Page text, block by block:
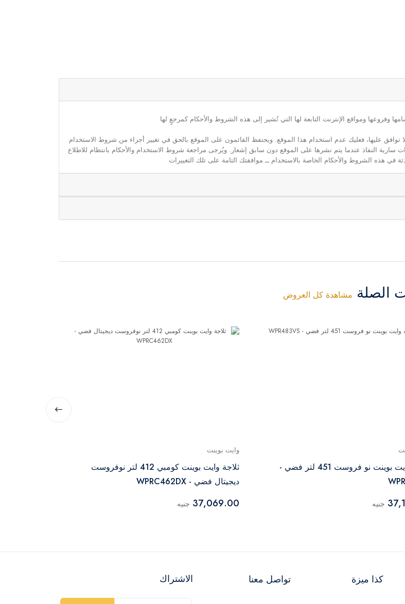
ومواقع الإنترنت التابعة لها التي تُشير إلى هذه الشروط والأحكام كمرجعٍ لها
توافق عليها، فعليك عدم استخدام هذا الموقع. ويحتفظ القائمون على الموقع بالحق في تغيير أجزاء من شروط الاستخدام
سارية النفاذ عندما يتم نشرها على الموقع دون سابق إشعار. ويُرجى مراجعة شروط الاستخدام والأحكام بانتظام للاطلاع
هذه الشروط والأحكام الخاصة بالاستخدام ــ موافقتك التامة على تلك التغييرات
الصلة مشاهدة كل العروض
ثلاجه وايت بوينت نو فروست 451 لتر فضي -
جنيه
وايت بوينت
ثلاجة وايت بوينت كومبي 412 لتر نوفروست
ديجيتال فضي - WPRC462DX
37,069.00 جنيه
كذا ميزة تواصل معنا الاشتراك